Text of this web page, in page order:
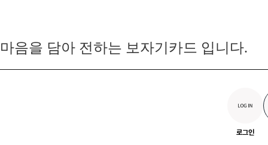
마음을 담아 전하는 보자기카드 입니다.
로그인